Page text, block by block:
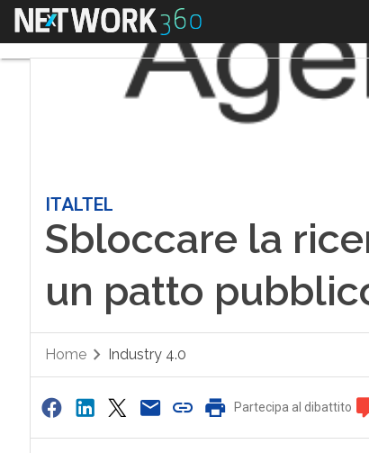
Menu
ITALTEL
Sbloccare la
un patto
Home Industry 4.0
Partecipa al dibattito